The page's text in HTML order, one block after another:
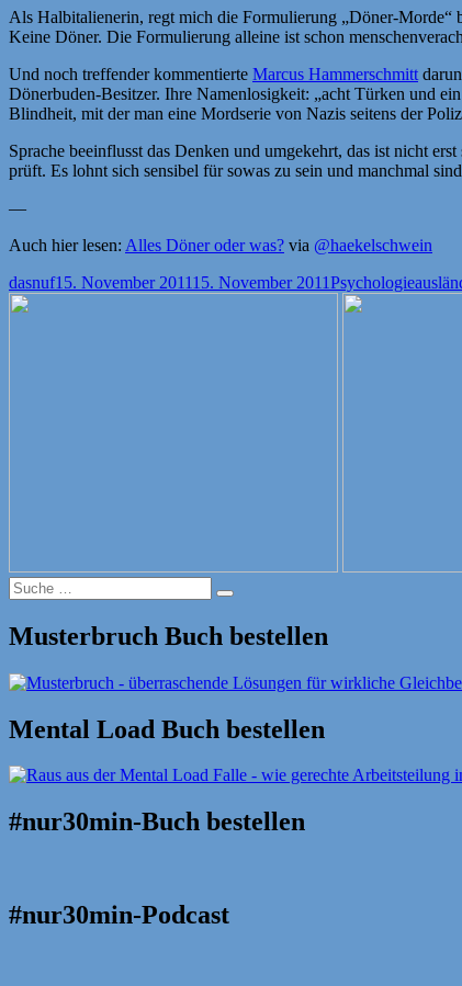
Als Halbitalienerin, regt mich die Formulierung „Döner-Morde“
Keine Döner. Die Formulierung alleine ist schon
Und noch treffender kommentierte Marcus Hammerschmitt
Dönerbuden-Besitzer. Ihre Namenlosigkeit: „acht Türken und
Blindheit, mit der man eine Mordserie von Nazis seitens der
Sprache beeinflusst das Denken und umgekehrt, das ist nicht
prüft. Es lohnt sich sensibel für sowas zu sein und manchmal
—
Auch hier lesen: Alles Döner oder was? via @haekelschwein
Autor
dasnufVeröffentlicht
15. November 201115. November 2011Kategorien
Psychologie
Suche
nach:
Suche
Musterbruch Buch bestellen
Mental Load Buch bestellen
#nur30min-Buch bestellen
#nur30min-Podcast